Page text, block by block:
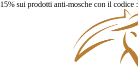
15% sui prodotti anti-mosche con il codice :